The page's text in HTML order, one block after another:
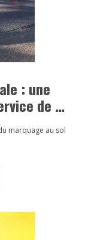
: une
de la
marquage au sol